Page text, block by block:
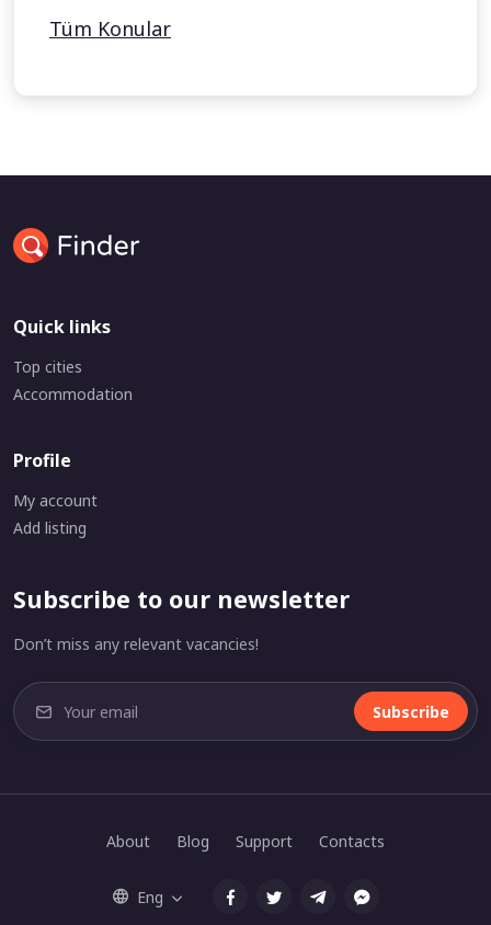
Tüm Konular
Quick links
Top cities
Accommodation
Profile
My account
Add listing
Subscribe to our newsletter
Don’t miss any relevant vacancies!
Subscribe
About Blog Support Contacts
Eng